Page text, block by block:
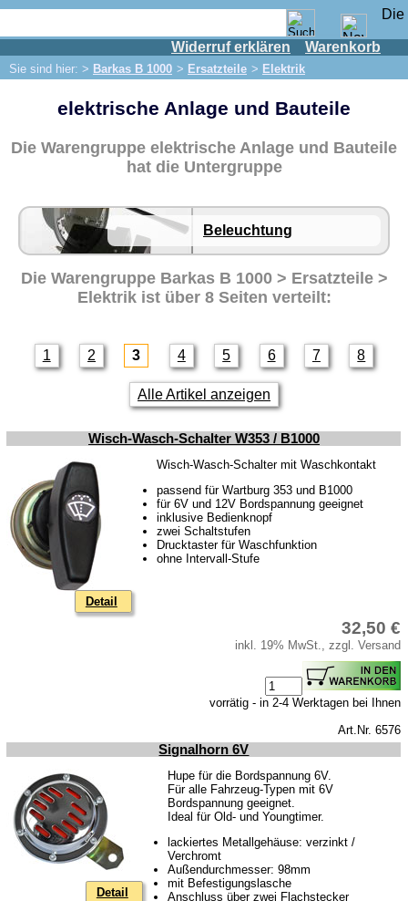
Widerruf erklären Warenkorb
Sie sind hier: > Barkas B 1000 > Ersatzteile > Elektrik
IFA Motor
IFA-Fahrzeuge
Trabant 1.1
Wartburg 1.3
Barkas B 1000
Ersatzteile
Auspuff
Elektrik
Beleuchtung
Kolben
Zündung
Kühlsystem
Vergaser & Ansaug-System
Getriebe
Glasscheiben & Gummiprofile
Zubehör
Kugelgelenke, Zubehör
Skoda
Anhänger
Sonderanfertigungen
elektrische Anlage und Bauteile
Die Warengruppe elektrische Anlage und Bauteile
hat die Untergruppe
Beleuchtung
Die Warengruppe Barkas B 1000 > Ersatzteile >
Elektrikist über 8 Seiten verteilt:
1 2 3 4 5 6 7 8
Alle Artikel anzeigen
Wisch-Wasch-Schalter W353 / B1000
Detail
Wisch-Wasch-Schalter mit Waschkontakt
passend für Wartburg 353 und B1000
für 6V und 12V Bordspannung geeignet
inklusive Bedienknopf
zwei Schaltstufen
Drucktaster für Waschfunktion
ohne Intervall-Stufe
32,50 €
inkl. 19% MwSt., zzgl. Versand
vorrätig - in 2-4 Werktagen bei Ihnen
Art.Nr. 6576
Signalhorn 6V
Detail
Hupe für die Bordspannung 6V.
Für alle Fahrzeug-Typen mit 6V
Bordspannung geeignet.
Ideal für Old- und Youngtimer.
lackiertes Metallgehäuse: verzinkt /
Verchromt
Außendurchmesser: 98mm
mit Befestigungslasche
Anschluss über zwei Flachstecker